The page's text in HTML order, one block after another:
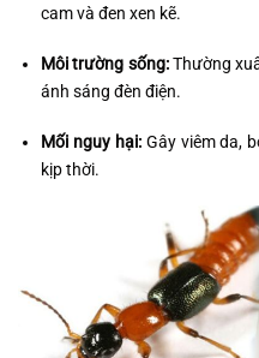
cam và đen xen kẽ.
Môi trường sống:Thường
ánh sáng đèn điện.
Mối nguy hại: Gây viêm da,
kịp thời.